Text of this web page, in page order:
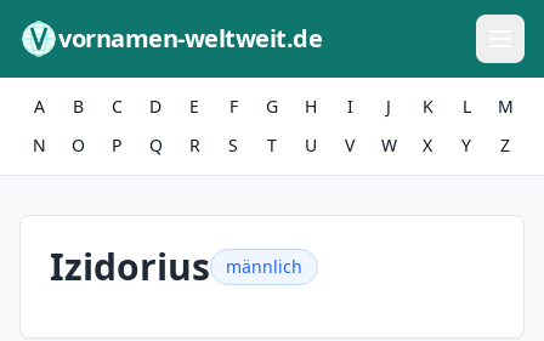
vornamen-weltweit.de
A B C D E F G H I J K L
M
N
O P Q R S T U V W X Y Z
Izidorius männlich